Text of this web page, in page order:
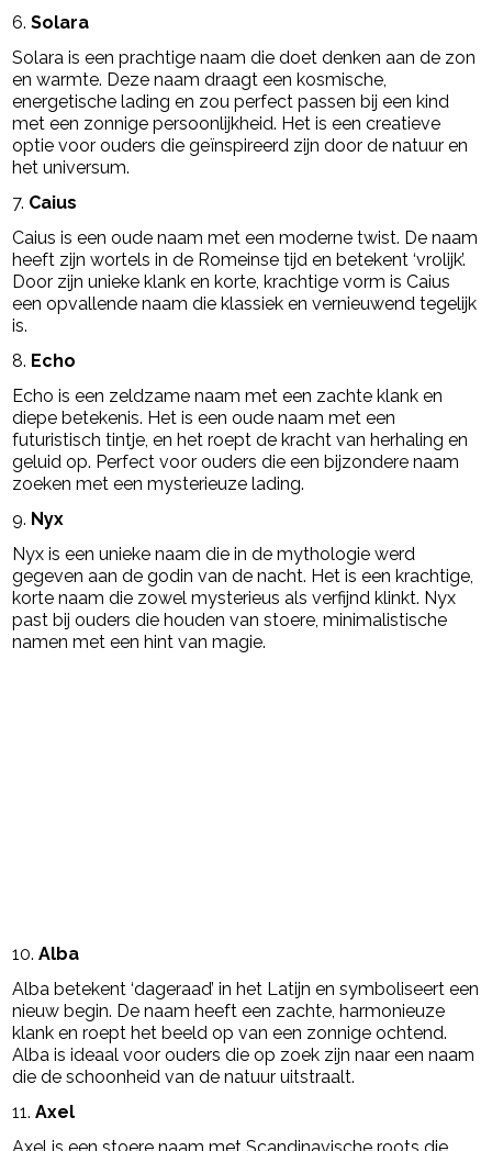
6.Solara
Solara is een prachtige naam die doet denken aan de zon
en warmte. Deze naam draagt een kosmische,
energetische lading en zou perfect passen bij een kind
met een zonnige persoonlijkheid. Het is een creatieve
optie voor ouders die geïnspireerd zijn door de natuur en
het universum.
7. Caius
Caius is een oude naam met een moderne twist. De naam
heeft zijn wortels in de Romeinse tijd en betekent ‘vrolijk’.
Door zijn unieke klank en korte, krachtige vorm is Caius
een opvallende naam die klassiek en vernieuwend tegelijk
is.
8. Echo
Echo is een zeldzame naam met een zachte klank en
diepe betekenis. Het is een oude naam met een
futuristisch tintje, en het roept de kracht van herhaling en
geluid op. Perfect voor ouders die een bijzondere naam
zoeken met een mysterieuze lading.
9. Nyx
Nyx is een unieke naam die in de mythologie werd
gegeven aan de godin van de nacht. Het is een krachtige,
korte naam die zowel mysterieus als verfijnd klinkt. Nyx
past bij ouders die houden van stoere, minimalistische
namen met een hint van magie.
10.Alba
Alba betekent ‘dageraad’ in het Latijn en symboliseert een
nieuw begin. De naam heeft een zachte, harmonieuze
klank en roept het beeld op van een zonnige ochtend.
Alba is ideaal voor ouders die op zoek zijn naar een naam
die de schoonheid van de natuur uitstraalt.
11.Axel